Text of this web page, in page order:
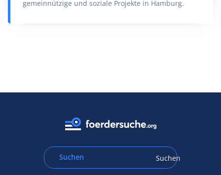
gemeinnützige und soziale Projekte in Hamburg.
Suchen